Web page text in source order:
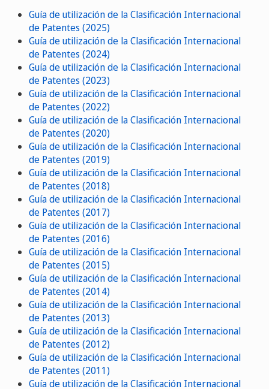
Guía de utilización de la Clasificación Internacional
de Patentes (2025)
Guía de utilización de la Clasificación Internacional
de Patentes (2024)
Guía de utilización de la Clasificación Internacional
de Patentes (2023)
Guía de utilización de la Clasificación Internacional
de Patentes (2022)
Guía de utilización de la Clasificación Internacional
de Patentes (2020)
Guía de utilización de la Clasificación Internacional
de Patentes (2019)
Guía de utilización de la Clasificación Internacional
de Patentes (2018)
Guía de utilización de la Clasificación Internacional
de Patentes (2017)
Guía de utilización de la Clasificación Internacional
de Patentes (2016)
Guía de utilización de la Clasificación Internacional
de Patentes (2015)
Guía de utilización de la Clasificación Internacional
de Patentes (2014)
Guía de utilización de la Clasificación Internacional
de Patentes (2013)
Guía de utilización de la Clasificación Internacional
de Patentes (2012)
Guía de utilización de la Clasificación Internacional
de Patentes (2011)
Guía de utilización de la Clasificación Internacional